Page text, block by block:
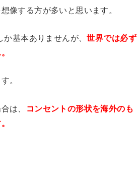
像する方が多いと思います。
か基本ありませんが、世界では必ず
。
は、
コンセントの形状を海外のも